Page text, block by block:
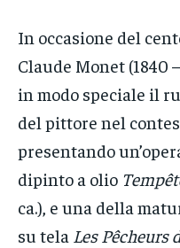
In occasione del
Claude Monet (1840
in modo speciale il
del pittore nel
presentando
dipinto a olio
ca.), e una della
su tela Les Pêcheurs